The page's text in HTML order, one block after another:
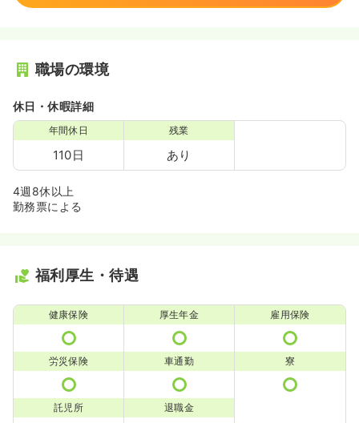
職場の環境
休日・休暇詳細
年間休日
110日
残業
あり
4週8休以上
勤務票による
福利厚生・待遇
健康保険 厚生年金 雇用保険
労災保険 車通勤 寮
託児所 退職金